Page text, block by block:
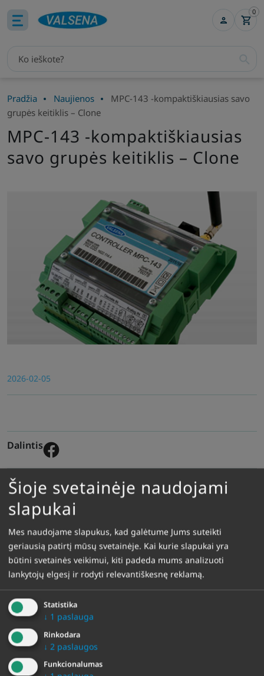
0
Pradžia Naujienos
MPC-143 -kompaktiškiausias savo
grupės keitiklis – Clone
MPC-143 -kompaktiškiausias
savo grupės keitiklis – Clone
2026-02-05
Dalintis
Mūsų naujienos
2026-02-05
IoT (internet of things) sistemos vislabiau
taikomos versle – Clone
2026-02-05
MPC-143 -kompaktiškiausias savo grupės keitiklis
– Clone
2026-02-05
Šioje svetainėje naudojami
slapukai
Mes naudojame slapukus, kad galėtume Jums suteikti
geriausią patirtį mūsų svetainėje. Kai kurie slapukai yra
būtini svetainės veikimui, kiti padeda mums analizuoti
lankytojų elgesį ir rodyti relevantiškesnę reklamą.
Statistika
↓ 1 paslauga
Rinkodara
↓ 2 paslaugos
Funkcionalumas